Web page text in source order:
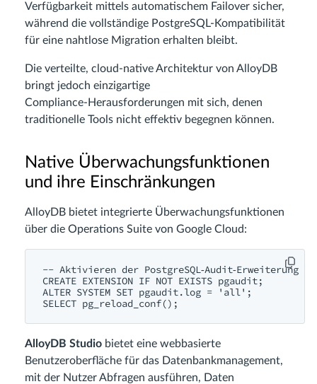
Verfügbarkeit mittels automatischem Failover sicher,
während die vollständige PostgreSQL‑Kompatibilität
für eine nahtlose Migration erhalten bleibt.
Die verteilte, cloud‑native Architektur von AlloyDB
bringt jedoch einzigartige
Compliance‑Herausforderungen mit sich, denen
traditionelle Tools nicht effektiv begegnen können.
Native Überwachungsfunktionen
und ihre Einschränkungen
AlloyDB bietet integrierte Überwachungsfunktionen
über die Operations Suite von Google Cloud:
-- Aktivieren der PostgreSQL‑Audit‑Erweiterung
CREATE EXTENSION IF NOT EXISTS pgaudit;
ALTER SYSTEM SET pgaudit.log = 'all';
AlloyDB Studio bietet eine webbasierte
Benutzeroberfläche für das Datenbankmanagement,
mit der Nutzer Abfragen ausführen, Daten